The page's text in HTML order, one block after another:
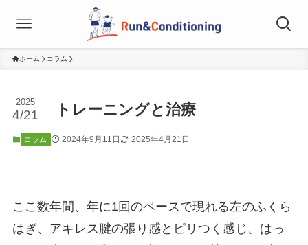
ホーム コラム
トレーニングと治療
2025
4/21
コラム 2024年9月11日 2025年4月21日
ここ数年間、年に1回のペースで現れる左のふくら
はぎ、アキレス腱の張り感とピリつく感じ、はっ